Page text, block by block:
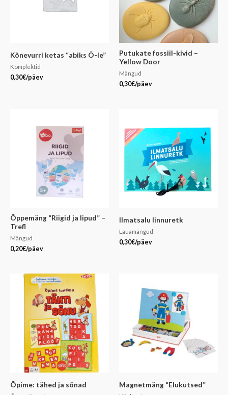
Kõnevurri ketas “abiks Õ-le”
Komplektid
0,30€/päev
Putukate fossiil-kivid –
Yellow Door
Mängud
0,30€/päev
Õppemäng “Riigid ja lipud” –
Trefl
Mängud
0,20€/päev
Ilmatsalu linnuretk
Lauamängud
0,30€/päev
Õpime: tähed ja sõnad Magnetmäng “Elukutsed”